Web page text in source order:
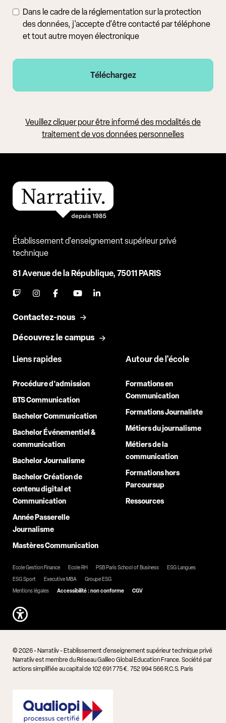
Dans le cadre de la réglementation sur la protection
des données, j'accepte d'être contacté par téléphone
et tout autre moyen électronique
Veuillez cliquer pour être informé des modalités de
traitement de vos données personnelles
Établissement d'enseignement supérieur privé
technique
81 Avenue de la République, 75011 PARIS
Contactez-nous
Découvrez le campus
Liens rapides
Procédure d'admission
BTS Communication
Bachelor Communication
Bachelor Événementiel &
communication
Bachelor Journalisme
Bachelor Création de
contenu digital et
Communication
Année Passerelle
Journalisme
Mastères Communication
Autour de l'école
Formations en
Communication
Formations Journaliste
Métiers du journalisme
Métiers de la
communication
Formations hors
Parcoursup
Ressources
Ecole Gestion Finance Ecole RH PSB Paris School of Business
ESG Langues
ESG Sport
Executive MBA
Groupe ESG
Mentions légales
Accessibilité : non conforme CGV
© 2026 - Narratiiv - Etablissement d'enseignement supérieur technique privé
Narratiiv est membre du Réseau Galileo Global Education France. Société par
actions simplifiée au capital de 102 691 775 €. 752 994 566 R.C.S. Paris